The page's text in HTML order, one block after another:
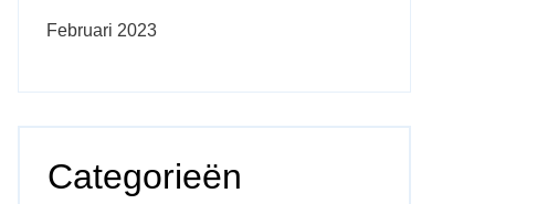
Februari 2023
Categorieën